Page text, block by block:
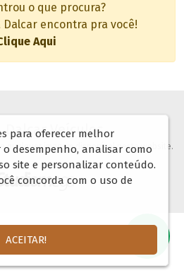
o que procura?
Dalcar encontra pra você!
Aqui
Veículos
qualquer imagem disponível neste website.
para oferecer melhor
desempenho, analisar como
site e personalizar conteúdo.
concorda com o uso de
ACEITAR!